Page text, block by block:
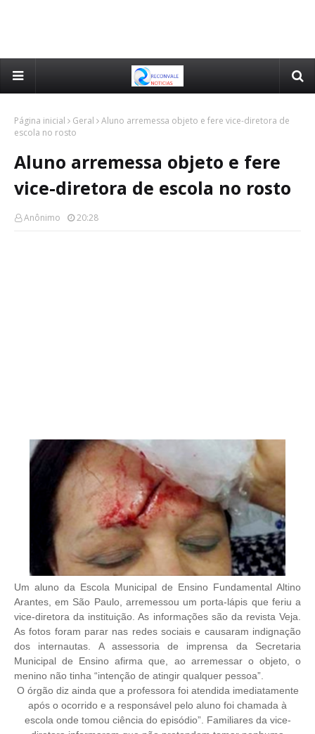
Página inicial Geral
Aluno arremessa objeto e fere vice-diretora de
escola no rosto
Aluno arremessa objeto e fere
vice-diretora de escola no rosto
Anônimo 20:28
Um aluno da Escola Municipal de Ensino Fundamental Altino
Arantes, em São Paulo, arremessou um porta-lápis que feriu a
vice-diretora da instituição. As informações são da revista Veja.
As fotos foram parar nas redes sociais e causaram indignação
dos internautas. A assessoria de imprensa da Secretaria
Municipal de Ensino afirma que, ao arremessar o objeto, o
menino não tinha “intenção de atingir qualquer pessoa”.
O órgão diz ainda que a professora foi atendida imediatamente
após o ocorrido e a responsável pelo aluno foi chamada à
escola onde tomou ciência do episódio”. Familiares da vice-